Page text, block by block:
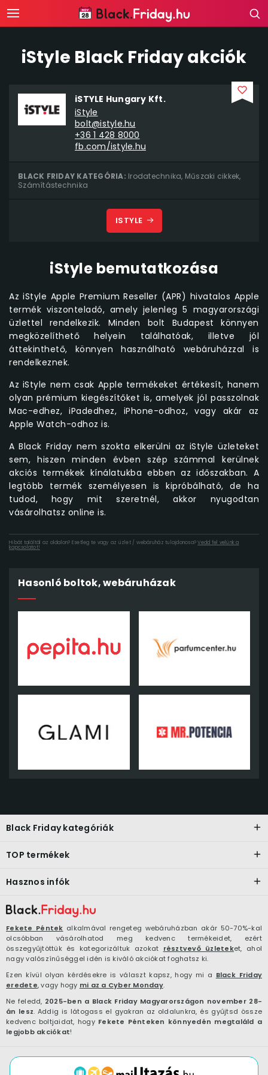
iStyle Black Friday akciók
iSTYLE Hungary Kft.
iStyle
bolt@istyle.hu
+36 1 428 8000
fb.com/istyle.hu
BLACK FRIDAY KATEGÓRIA: Irodatechnika, Műszaki cikkek,
Számítástechnika
ISTYLE
iStyle bemutatkozása
Az iStyle Apple Premium Reseller (APR) hivatalos Apple
termék viszonteladó, amely jelenleg 5 magyarországi
üzlettel rendelkezik. Minden bolt Budapest könnyen
megközelíthető helyein találhatóak, illetve jól
áttekinthető, könnyen használható webáruházzal is
rendelkeznek.
Az iStyle nem csak Apple termékeket értékesít, hanem
olyan prémium kiegészítőket is, amelyek jól passzolnak
Mac-edhez, iPadedhez, iPhone-odhoz, vagy akár az
Apple Watch-odhoz is.
A Black Friday nem szokta elkerülni az iStyle üzleteket
sem, hiszen minden évben szép számmal kerülnek
akciós termékek kínálatukba ebben az időszakban. A
legtöbb termék személyesen is kipróbálható, de ha
tudod, hogy mit szeretnél, akkor nyugodtan
vásárolhatsz online is.
Hibát találtál az oldalon? Esetleg te vagy az üzlet / webáruház tulajdonosa?Vedd fel velünk a
kapcsolatot!
Hasonló boltok, webáruházak
Fekete Péntek alkalmával rengeteg webáruházban akár 50-70%-kal
olcsóbban vásárolhatod meg kedvenc termékeidet, ezért
összegyűjtöttük és kategorizáltuk azokat résztvevő üzleteket, ahol
nagy valószínűséggel idén is kiváló akciókat foghatsz ki.
Ezen kívül olyan kérdésekre is választ kapsz, hogy mi a Black Friday
eredete, vagy hogy mi az a Cyber Monday.
Ne feledd, 2025-ben a Black Friday Magyarországon november 28-
án lesz. Addig is látogass el gyakran az oldalunkra, és gyűjtsd össze
kedvenc boltjaidat, hogy Fekete Pénteken könnyedén megtaláld a
legjobb akciókat!
Black Friday kategóriák
TOP termékek
Hasznos infók